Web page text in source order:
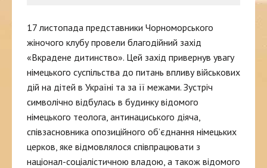
17 листопада представники Чорноморського
жіночого клубу провели благодійний захід
«Вкрадене дитинство». Цей захід привернув увагу
німецького суспільства до питань впливу військових
дій на дітей в Україні та за її межами. Зустріч
символічно відбулась в будинку відомого
німецького теолога, антинациського діяча,
співзасновника опозиційного об’єднання німецьких
церков, яке відмовлялося співпрацювати з
націонал-соціалістичною владою, а також відомого